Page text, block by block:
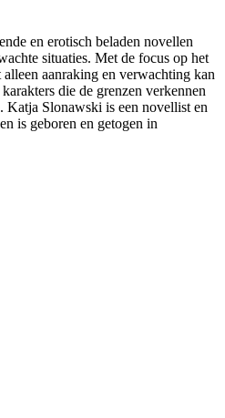
en erotisch beladen novellen
situaties. Met de focus op het
aanraking en verwachting kan
die de grenzen verkennen
Katja Slonawski is een novellist en
is geboren en getogen in